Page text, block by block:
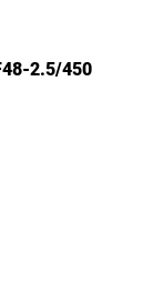
2.5/450